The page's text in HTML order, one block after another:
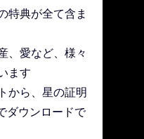
特典が全て含ま
、愛など、様々
ます
から、星の証明
ダウンロードで